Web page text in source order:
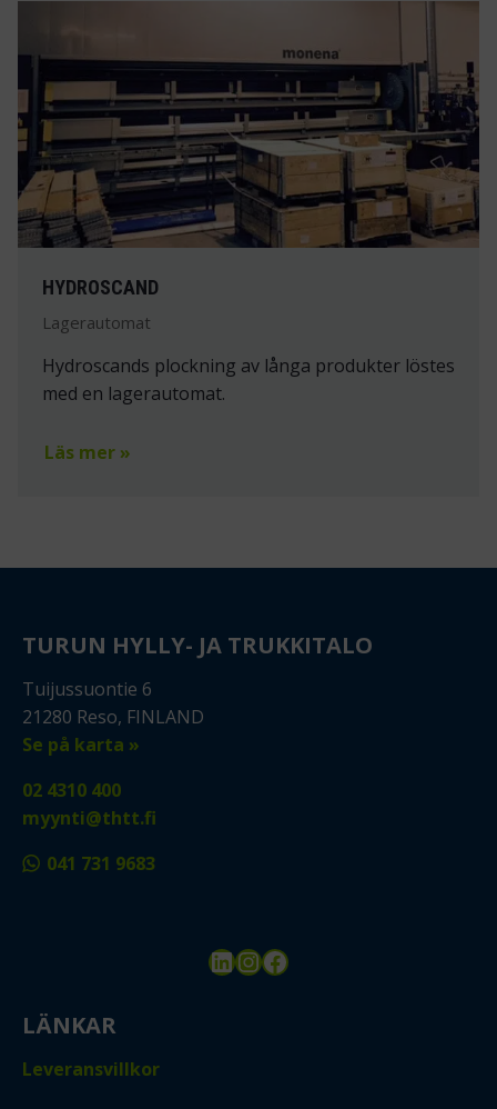
HYDROSCAND
Lagerautomat
Hydroscands plockning av långa produkter löstes
med en lagerautomat.
Läs mer »
TURUN HYLLY- JA TRUKKITALO
Tuijussuontie 6
21280 Reso, FINLAND
Se på karta »
02 4310 400
myynti@thtt.fi
041 731 9683
LinkedIn
Instagram
Facebook
LÄNKAR
Leveransvillkor